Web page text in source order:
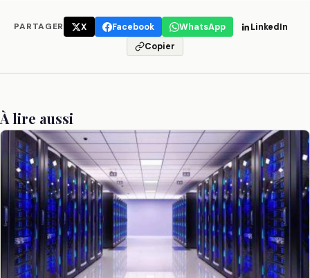
PARTAGER X Facebook WhatsApp
LinkedIn
Copier
À lire aussi